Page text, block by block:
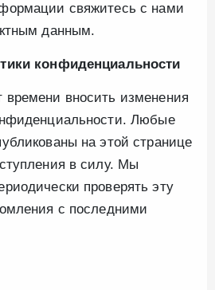
свяжитесь с нами
данным.
конфиденциальности
вносить изменения
Любые
на этой странице
в силу. Мы
проверять эту
с последними